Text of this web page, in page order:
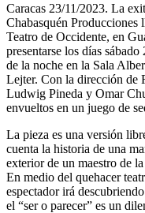
Caracas 23/11/2023. La
Chabasquén Producciones
Teatro de Occidente, en
presentarse los días
de la noche en la Sala
Lejter. Con la dirección de
Ludwig Pineda y Omar
envueltos en un juego de
La pieza es una versión
cuenta la historia de una
exterior de un maestro de
En medio del quehacer
espectador irá
el “ser o parecer” es un